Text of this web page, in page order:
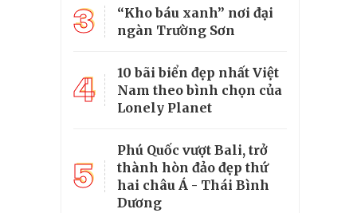
3
“Kho báu xanh” nơi đại
ngàn Trường Sơn
4
10 bãi biển đẹp nhất Việt
Nam theo bình chọn của
Lonely Planet
5
Phú Quốc vượt Bali, trở
thành hòn đảo đẹp thứ
hai châu Á - Thái Bình
Dương